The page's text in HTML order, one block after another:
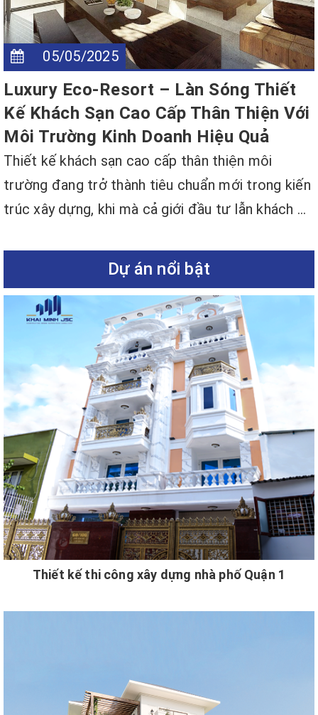
05/05/2025
Luxury Eco-Resort – Làn Sóng Thiết
Kế Khách Sạn Cao Cấp Thân Thiện Với
Môi Trường Kinh Doanh Hiệu Quả
Thiết kế khách sạn cao cấp thân thiện môi
trường đang trở thành tiêu chuẩn mới trong kiến
trúc xây dựng, khi mà cả giới đầu tư lẫn khách ...
Dự án nổi bật
Thiết kế thi công xây dựng nhà phố Quận 1